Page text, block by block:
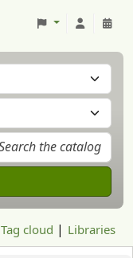
Tag cloud Libraries